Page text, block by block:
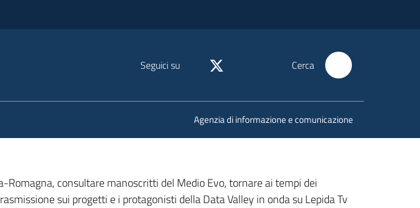
Seguici su Cerca
Agenzia di informazione e comunicazione
consultare manoscritti del Medio Evo, tornare ai tempi dei
sui progetti e i protagonisti della Data Valley in onda su Lepida Tv